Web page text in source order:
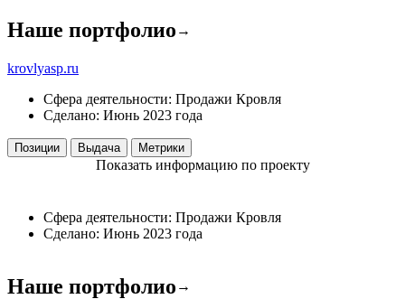
Наше портфолио →
krovlyasp.ru
Сфера деятельности: Продажи Кровля
Сделано: Июнь 2023 года
Позиции Выдача Метрики
Показать информацию по проекту
Сфера деятельности: Продажи Кровля
Сделано: Июнь 2023 года
Наше портфолио →